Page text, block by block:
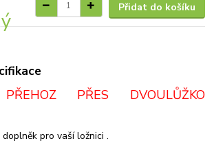
Přidat do košíku
PŘES DVOULŮŽKO
pro vaší ložnici .